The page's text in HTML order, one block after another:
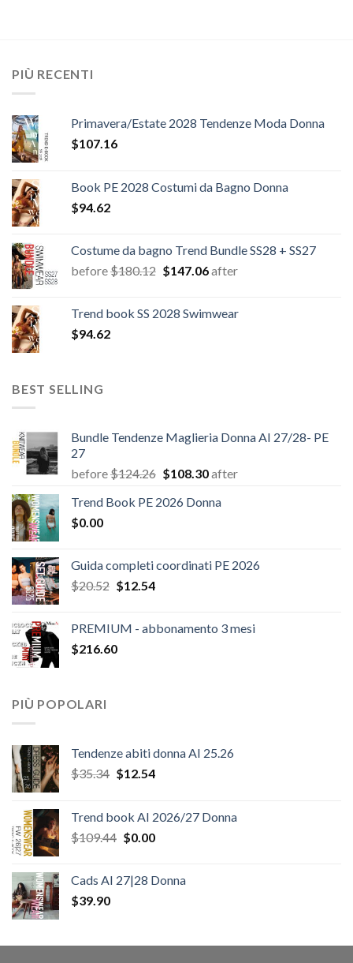
PIÙ RECENTI
Primavera/Estate 2028 Tendenze Moda Donna
$107.16
Book PE 2028 Costumi da Bagno Donna
$94.62
Costume da bagno Trend Bundle SS28 + SS27
before$180.12 Il
era:
$147.06Il
è:
after
Trend book SS 2028 Swimwear
$94.62
BEST SELLING
Bundle Tendenze Maglieria Donna AI 27/28- PE
27
before$124.26 Il
originale
$108.30Il
attuale
after
Trend Book PE 2026 Donna
$0.00
Guida completi coordinati PE 2026
$20.52 Il
era:
$20.52.
$12.54Il
è:
PREMIUM - abbonamento 3 mesi
$216.60
PIÙ POPOLARI
Tendenze abiti donna AI 25.26
$35.34 Il
era:
$35.34.
$12.54Il
è:
$12.54.
Trend book AI 2026/27 Donna
$109.44 Il
era:
$0.00Il
è:
Cads AI 27|28 Donna
$39.90